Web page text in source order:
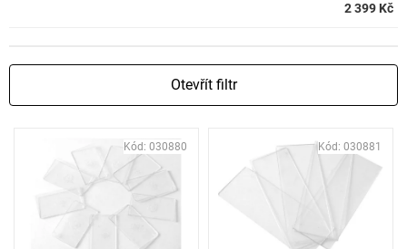
2 399 Kč
Otevřít filtr
Kód: 030880 Kód: 030881